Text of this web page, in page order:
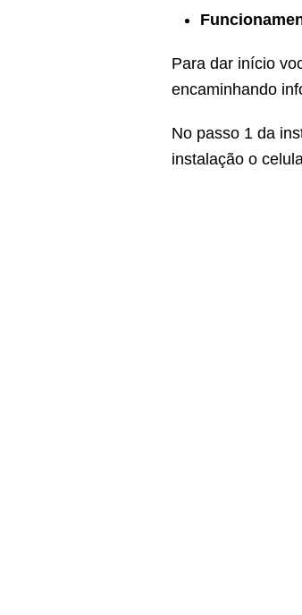
Para dar início
encaminhando
No passo 1 da
instalação o